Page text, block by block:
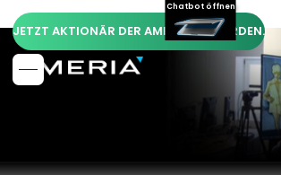
Chatbot öffnen
JETZT AKTIONÄR DER AMERIA AG WERDEN.